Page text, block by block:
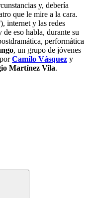
y, debería
que le mire a la cara.
internet y las redes
eso habla, durante su
performática
, un grupo de jóvenes
Camilo Vásquez y
Martínez Vila.